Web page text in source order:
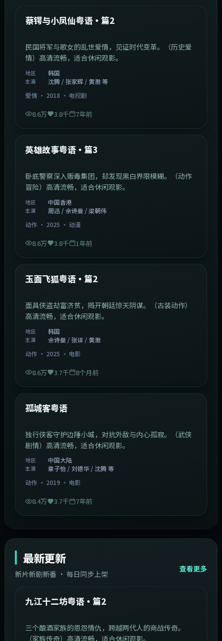
热门
蔡锷与小凤仙粤语·篇2
民国将军与歌女的乱世爱情，见证时代变革。（历史爱
情）高清流畅，适合休闲观影。
地区 韩国
主演
沈腾 / 张家辉 / 黄渤 等
爱情· 2018· 电视剧
8.6万 3.8千 7年前
热门
英雄故事粤语·篇3
卧底警察深入贩毒集团，却发现黑白界限模糊。（动作
冒险）高清流畅，适合休闲观影。
地区 中国香港
主演
周迅 / 佘诗曼 / 梁朝伟
动作· 2025 · 动漫
8.6万 3.8千 1年前
热门
玉面飞狐粤语·篇2
面具侠盗劫富济贫，揭开朝廷惊天阴谋。（古装动作）
高清流畅，适合休闲观影。
地区 韩国
主演
佘诗曼 / 张译 / 黄渤
动作· 2025 · 电影
8.6万 3.7千 8个月前
热门
孤城客粤语
独行侠客守护边陲小城，对抗外敌与内心孤寂。（武侠
剧情）高清流畅，适合休闲观影。
地区 中国大陆
主演
章子怡 / 刘德华 / 沈腾 等
动作· 2019· 电影
8.4万 3.7千 7年前
最新更新
新片新剧新番 · 每日同步上架
查看更多
最新
中国大陆 1:20:26
九江十二坊粤语·篇2
三个酿酒家族的恩怨情仇，跨越两代人的商战传奇。
（家族传奇）高清流畅，适合休闲观影。